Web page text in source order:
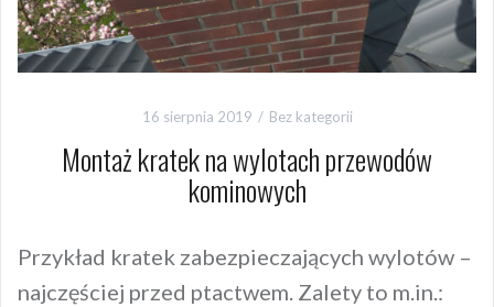
16 sierpnia 2019 Bez kategorii
Montaż kratek na wylotach przewodów
kominowych
Przykład kratek zabezpieczających wylotów –
najczęściej przed ptactwem. Zalety to m.in.: